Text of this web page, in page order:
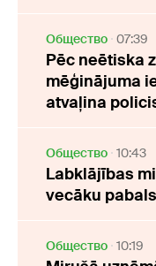
Oбщество 07:39
Pēc neētiska
mēģinājuma
atvaļina
Oбщество 10:43
Labklājības
vecāku
Oбщество 10:19